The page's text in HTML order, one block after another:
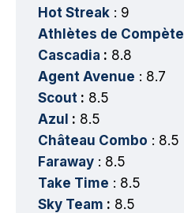
Hot Streak : 9
Athlètes de Compète
Cascadia : 8.8
Agent Avenue : 8.7
Scout : 8.5
Azul : 8.5
Château Combo : 8.5
Faraway : 8.5
Take Time : 8.5
Sky Team : 8.5